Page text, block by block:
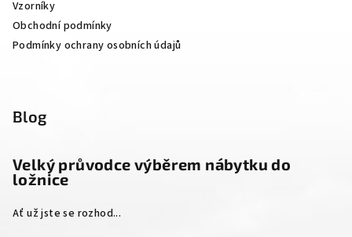
Vzorníky
Obchodní podmínky
Podmínky ochrany osobních údajů
Blog
Velký průvodce výběrem nábytku do
ložnice
Ať už jste se rozhod...